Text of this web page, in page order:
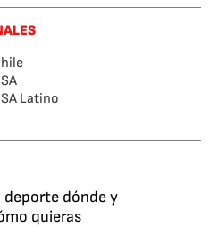
Latino
deporte dónde y
quieras